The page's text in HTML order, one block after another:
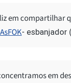
em compartilhar
- esbanjador
em